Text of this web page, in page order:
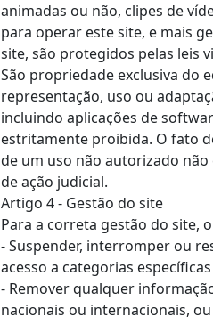
animadas ou não, clipes de
para operar este site, e mais
site, são protegidos pelas leis
São propriedade exclusiva do
representação, uso ou
incluindo aplicações de
estritamente proibida. O fato
de um uso não autorizado
de ação judicial.
Artigo 4 - Gestão do site
Para a correta gestão do site,
- Suspender, interromper ou
acesso a categorias
- Remover qualquer
nacionais ou internacionais,